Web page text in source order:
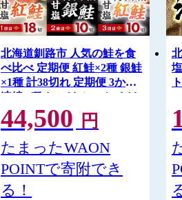
北海道釧路市 人気の鮭を食
べ比べ 定期便 紅鮭×2種 銀鮭
×1種 計38切れ 定期便 3か月
連続 3種 しゃけ シャケ さけ
サケ F4F-8079
44,500 円
たまったWAON
POINTで寄附でき
る！